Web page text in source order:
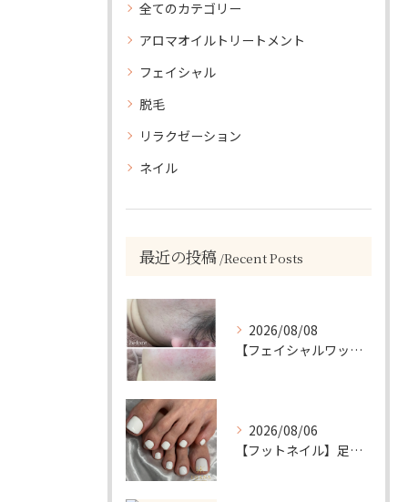
全てのカテゴリー
アロマオイルトリートメント
フェイシャル
脱毛
リラクゼーション
ネイル
最近の投稿 Recent Posts
2026/08/08
【フェイシャルワックスで、毛質にも変化が…🤍】
2026/08/06
【フットネイル】足元がパッと映える！ホワイトワンカラーネイル